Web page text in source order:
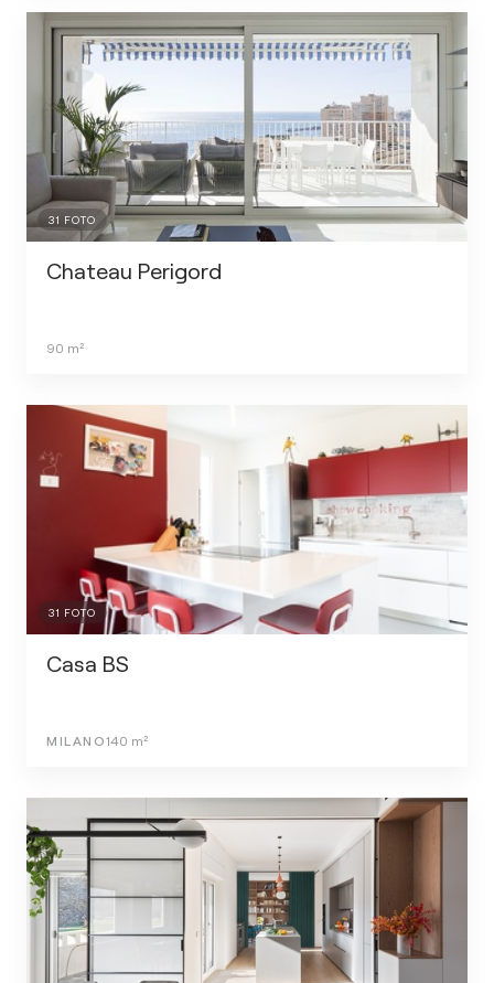
31 FOTO
Chateau Perigord
90 m²
31 FOTO
Casa BS
MILANO140 m²